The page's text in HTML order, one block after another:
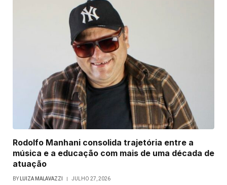
Rodolfo Manhani consolida trajetória entre a
música e a educação com mais de uma década de
atuação
BY LUIZA MALAVAZZI JULHO 27, 2026